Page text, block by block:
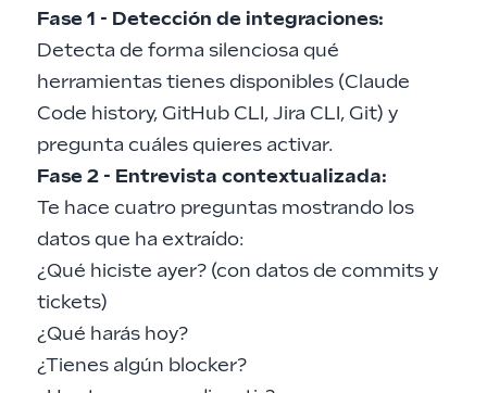
Fase 1 - Detección de integraciones:
Detecta de forma silenciosa qué
herramientas tienes disponibles (Claude
Code history, GitHub CLI, Jira CLI, Git) y
pregunta cuáles quieres activar.
Fase 2 - Entrevista contextualizada:
Te hace cuatro preguntas mostrando los
datos que ha extraído:
¿Qué hiciste ayer? (con datos de commits y
tickets)
¿Qué harás hoy?
¿Tienes algún blocker?